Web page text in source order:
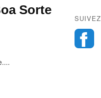
Sorte